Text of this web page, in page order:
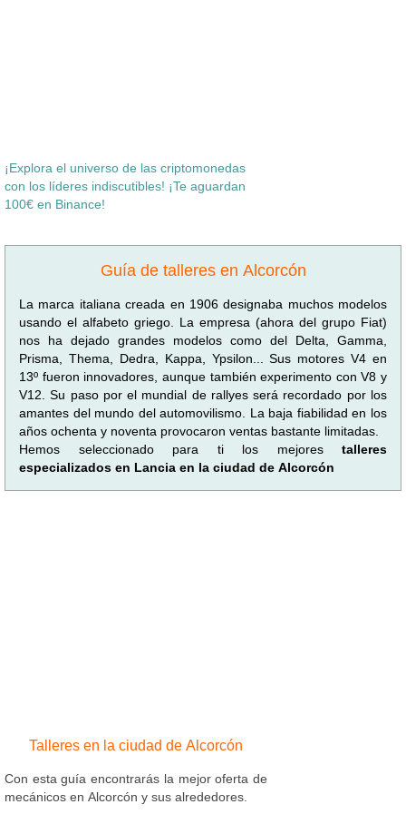
¡Explora el universo de las criptomonedas
con los líderes indiscutibles! ¡Te aguardan
100€ en Binance!
Guía de talleres en Alcorcón
La marca italiana creada en 1906 designaba muchos modelos
usando el alfabeto griego. La empresa (ahora del grupo Fiat)
nos ha dejado grandes modelos como del Delta, Gamma,
Prisma, Thema, Dedra, Kappa, Ypsilon... Sus motores V4 en
13º fueron innovadores, aunque también experimento con V8 y
V12. Su paso por el mundial de rallyes será recordado por los
amantes del mundo del automovilismo. La baja fiabilidad en los
años ochenta y noventa provocaron ventas bastante limitadas.
Hemos seleccionado para ti los mejores talleres
especializados en Lancia en la ciudad de Alcorcón
Talleres en la ciudad de Alcorcón
Con esta guía encontrarás la mejor oferta de
mecánicos en Alcorcón y sus alrededores.